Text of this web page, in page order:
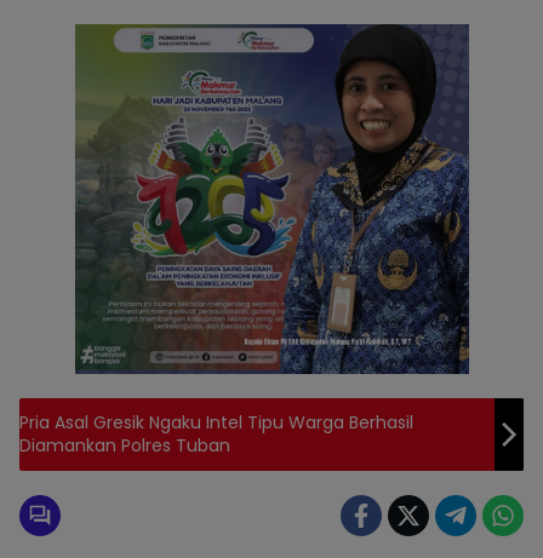
Pria Asal Gresik Ngaku Intel Tipu Warga Berhasil
Diamankan Polres Tuban